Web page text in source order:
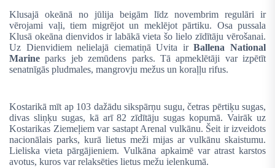
Klusajā okeānā no jūlija beigām līdz novembrim regulāri ir
vērojami vaļi, tiem migrējot un meklējot pārtiku. Osa pussala
Klusā okeāna dienvidos ir labākā vieta šo lielo zīdītāju vērošanai.
Uz Dienvidiem nelielajā ciematiņā Uvita irBallena National
Marineparks jeb zemūdens parks. Tā apmeklētāji var izpētīt
senatnīgās pludmales, mangrovju mežus un koraļļu rifus.
Kostarikā mīt ap 103 dažādu sikspārņu sugu, četras pērtiķu sugas,
divas sliņķu sugas, kā arī 82 zīdītāju sugas kopumā. Vairāk uz
Kostarikas Ziemeļiem var sastapt Arenal vulkānu. Šeit ir izveidots
nacionālais parks, kurā lietus meži mijas ar vulkānu skaistumu.
Lieliska vieta pārgājieniem. Vulkāna apkaimē var atrast karstos
avotus, kuros var relaksēties lietus mežu ielenkumā.